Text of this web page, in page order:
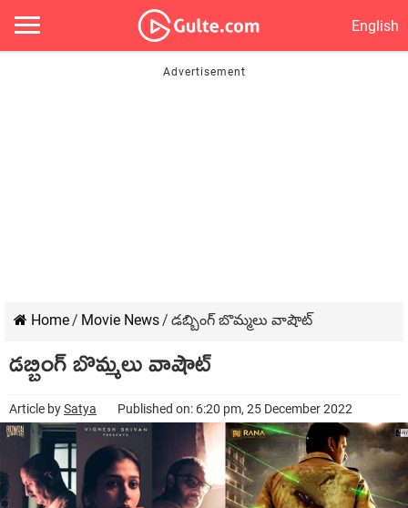
English
Home/ Movie News/ డబ్బింగ్ బొమ్మలు వాషౌట్
డబ్బింగ్ బొమ్మలు వాషౌట్
Article bySatya Published on: 6:20 pm, 25 December 2022